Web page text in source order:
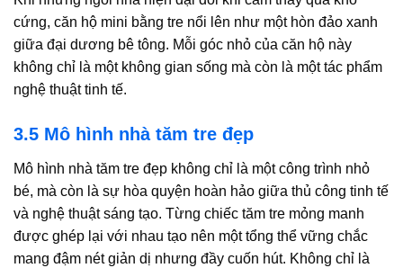
cứng, căn hộ mini bằng tre nổi lên như một hòn đảo xanh
giữa đại dương bê tông. Mỗi góc nhỏ của căn hộ này
không chỉ là một không gian sống mà còn là một tác phẩm
nghệ thuật tinh tế.
3.5 Mô hình nhà tăm tre đẹp
Mô hình nhà tăm tre đẹp không chỉ là một công trình nhỏ
bé, mà còn là sự hòa quyện hoàn hảo giữa thủ công tinh tế
và nghệ thuật sáng tạo. Từng chiếc tăm tre mỏng manh
được ghép lại với nhau tạo nên một tổng thể vững chắc
mang đậm nét giản dị nhưng đầy cuốn hút. Không chỉ là